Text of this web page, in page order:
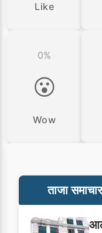
Like
0%
😮
Wow
ताजा समाचार